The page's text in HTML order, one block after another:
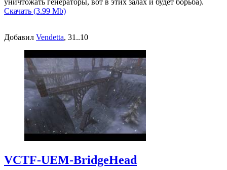
уничтожать генераторы, вот в этих залах и будет борьба).
Скачать (3.99 Mb)
Добавил Vendetta, 31..10
VCTF-UEM-BridgeHead